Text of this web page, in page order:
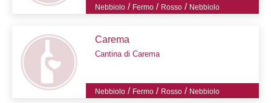
Nebbiolo / Fermo / Rosso / Nebbiolo
Carema
Cantina di Carema
Nebbiolo / Fermo / Rosso / Nebbiolo